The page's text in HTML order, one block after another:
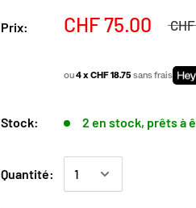
Prix: CHF 75.00
ou4 x CHF 18.75sans frais
Stock: 2 en stock, prêts à
Quantité: